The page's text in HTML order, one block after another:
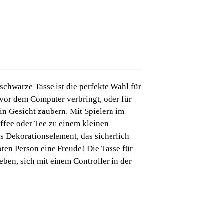
Tasse ist die perfekte Wahl für
dem Computer verbringt, oder für
Gesicht zaubern. Mit Spielern im
oder Tee zu einem kleinen
Dekorationselement, das sicherlich
Person eine Freude! Die Tasse für
sich mit einem Controller in der